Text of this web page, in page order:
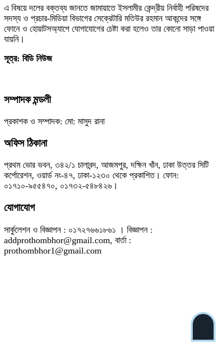
এ বিষয়ে দলের বক্তব্য জানতে জামায়াতে ইসলামীর কেন্দ্রীয় নির্বাহী পরিষদের
সদস্য ও প্রচার-মিডিয়া বিভাগের সেক্রেটারি মতিউর রহমান আকন্দের সঙ্গে
ফোনে ও হোয়াটসঅ্যাপে যোগাযোগের চেষ্টা করা হলেও তার কোনো সাড়া পাওয়া
যায়নি।
সূত্র: বিডি নিউজ
সম্পাদক মন্ডলী
প্রকাশক ও সম্পাদক: মো: মাসুদ রানা
অফিস ঠিকানা
প্রথম ভোর ভবন, ৩৪২/১ চালাবন্দ, আজমপুর, দক্ষিন খাঁন, ঢাকা উত্তর সিটি
কর্পোরেশন, ওয়ার্ড নং-৪৭, ঢাকা-১২৩০ থেকে প্রকাশিত। ফোন:
০১৭১০-৯৫৫৪৭০, ০১৭৩২-৫৪৮৪২৬।
যোগাযোগ
সার্কুলেশন ও বিজ্ঞাপন : ০১৭২৭৬৬১৮৬১ । বিজ্ঞাপন :
addprothombhor@gmail.com, বার্তা :
prothombhor1@gmail.com